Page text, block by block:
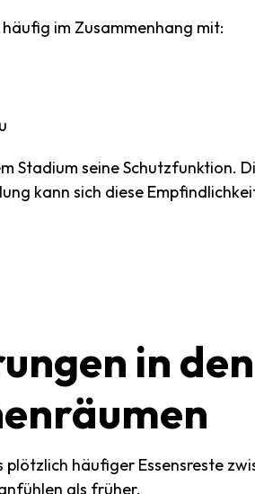
im Zusammenhang mit:
Stadium seine Schutzfunktion.
kann sich diese
in den
häufiger Essensreste
als früher.